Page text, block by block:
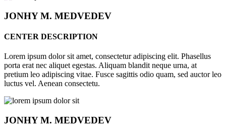
JONHYM. MEDVEDEV
CENTER DESCRIPTION
Lorem ipsum dolor sit amet, consectetur adipiscing elit. Phasellus
porta erat nec aliquet egestas. Aliquam blandit neque urna, at
pretium leo adipiscing vitae. Fusce sagittis odio quam, sed auctor leo
luctus vel. Aenean consectetu.
JONHYM. MEDVEDEV